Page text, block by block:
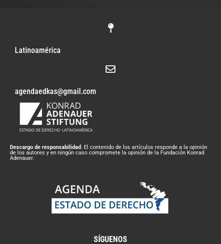
Latinoamérica
agendaedkas@gmail.com
Descargo de responsabilidad: El contenido de los artículos responde a la opinión
de los autores y en ningún caso compromete la opinión de la Fundación Konrad
Adenauer.
SÍGUENOS